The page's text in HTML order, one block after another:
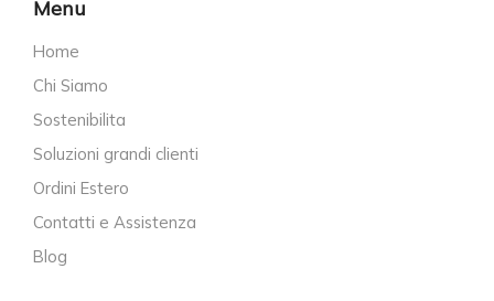
Menu
Home
Chi Siamo
Sostenibilita
Soluzioni grandi clienti
Ordini Estero
Contatti e Assistenza
Blog